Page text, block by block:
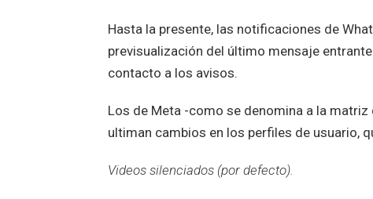
Hasta la presente, las notificaciones de
previsualización del último mensaje
contacto a los avisos.
Los de Meta -como se denomina a la
ultiman cambios en los perfiles de usuario,
Videos silenciados (por defecto).